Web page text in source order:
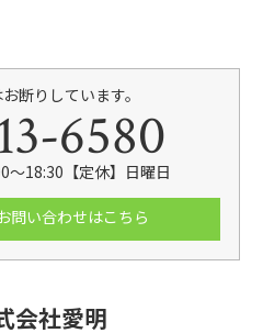
断りしています。
6580
～18:30【定休】日曜日
問い合わせはこちら
会社愛明